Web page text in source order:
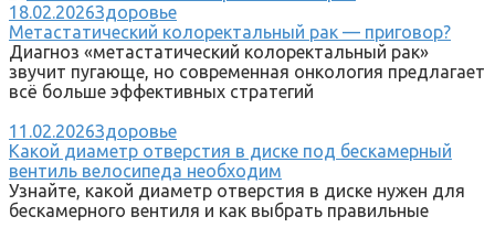
18.02.2026Здоровье
Метастатический колоректальный рак — приговор?
Диагноз «метастатический колоректальный рак»
звучит пугающе, но современная онкология предлагает
всё больше эффективных стратегий
11.02.2026Здоровье
Какой диаметр отверстия в диске под бескамерный
вентиль велосипеда необходим
Узнайте, какой диаметр отверстия в диске нужен для
бескамерного вентиля и как выбрать правильные